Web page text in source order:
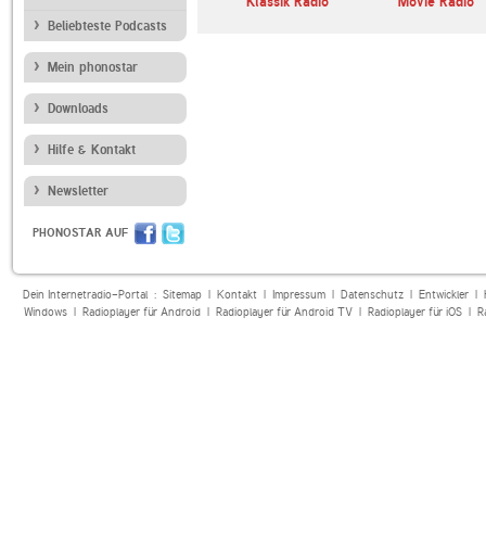
Beliebteste Podcasts
Mein phonostar
Downloads
Hilfe & Kontakt
Newsletter
PHONOSTAR AUF
Dein Internetradio-Portal : Sitemap| Kontakt| Impressum| Datenschutz| Entwickler|
Windows| Radioplayer für Android| Radioplayer für Android TV| Radioplayer für iOS|